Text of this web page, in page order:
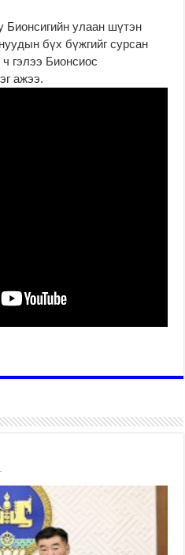
Бионсигийн улаан шүтэн
бүх бүжгийг сурсан
ч гэлээ Бионсиос
ажээ.